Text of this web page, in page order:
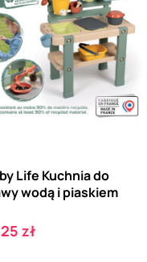
Life Kuchnia do
wodą i piaskiem
zł